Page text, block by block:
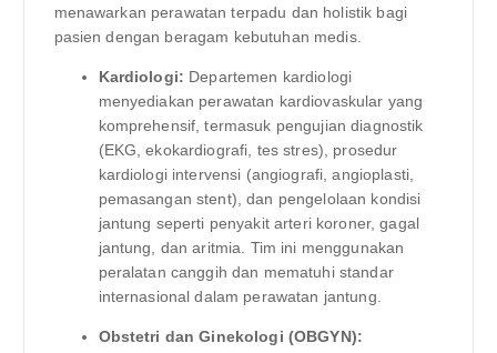
menawarkan perawatan terpadu dan holistik bagi
pasien dengan beragam kebutuhan medis.
Kardiologi: Departemen kardiologi
menyediakan perawatan kardiovaskular yang
komprehensif, termasuk pengujian diagnostik
(EKG, ekokardiografi, tes stres), prosedur
kardiologi intervensi (angiografi, angioplasti,
pemasangan stent), dan pengelolaan kondisi
jantung seperti penyakit arteri koroner, gagal
jantung, dan aritmia. Tim ini menggunakan
peralatan canggih dan mematuhi standar
internasional dalam perawatan jantung.
Obstetri dan Ginekologi (OBGYN):